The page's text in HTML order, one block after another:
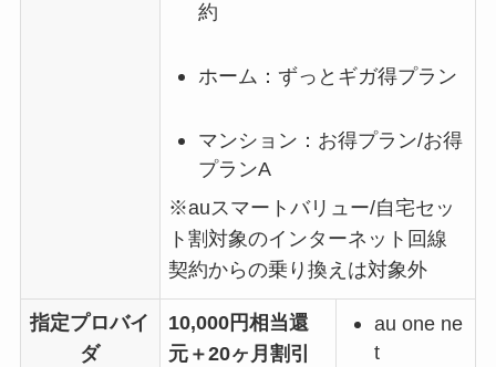
約
ホーム：ずっとギガ得プラン
マンション：お得プラン/お得
プランA
※auスマートバリュー/自宅セッ
ト割対象のインターネット回線
契約からの乗り換えは対象外
指定プロバイ
ダ
10,000円相当還
元＋20ヶ月割引
au one ne
t